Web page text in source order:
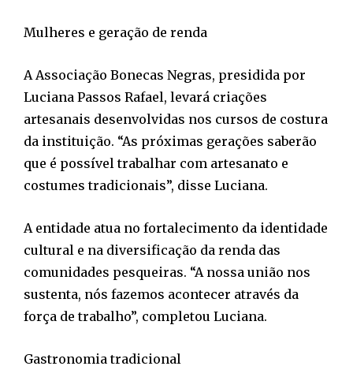
Mulheres e geração de renda
A Associação Bonecas Negras, presidida por
Luciana Passos Rafael, levará criações
artesanais desenvolvidas nos cursos de costura
da instituição. “As próximas gerações saberão
que é possível trabalhar com artesanato e
costumes tradicionais”, disse Luciana.
A entidade atua no fortalecimento da identidade
cultural e na diversificação da renda das
comunidades pesqueiras. “A nossa união nos
sustenta, nós fazemos acontecer através da
força de trabalho”, completou Luciana.
Gastronomia tradicional